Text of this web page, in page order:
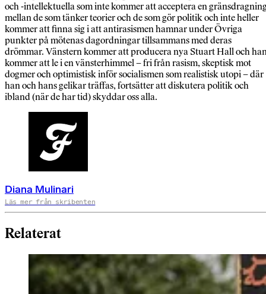
och -intellektuella som inte kommer att acceptera en
mellan de som tänker teorier och de som gör politik och inte heller
kommer att finna sig i att antirasismen hamnar under Övriga
punkter på mötenas dagordningar tillsammans med deras
drömmar. Vänstern kommer att producera nya Stuart Hall och
kommer att le i en vänsterhimmel – fri från rasism, skeptisk mot
dogmer och optimistisk inför socialismen som realistisk utopi – där
han och hans gelikar träffas, fortsätter att diskutera politik och
ibland (när de har tid) skyddar oss alla.
Diana Mulinari
Läs mer från skribenten
Relaterat